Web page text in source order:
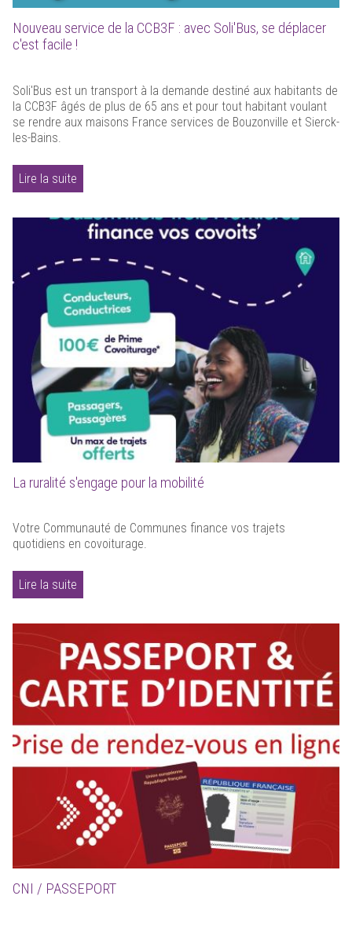
Nouveau service de la CCB3F : avec Soli'Bus, se déplacer
c'est facile !
Soli'Bus est un transport à la demande destiné aux habitants de
la CCB3F âgés de plus de 65 ans et pour tout habitant voulant
se rendre aux maisons France services de Bouzonville et Sierck-
les-Bains.
Lire la suite
La ruralité s'engage pour la mobilité
Votre Communauté de Communes finance vos trajets
quotidiens en covoiturage.
Lire la suite
CNI / PASSEPORT